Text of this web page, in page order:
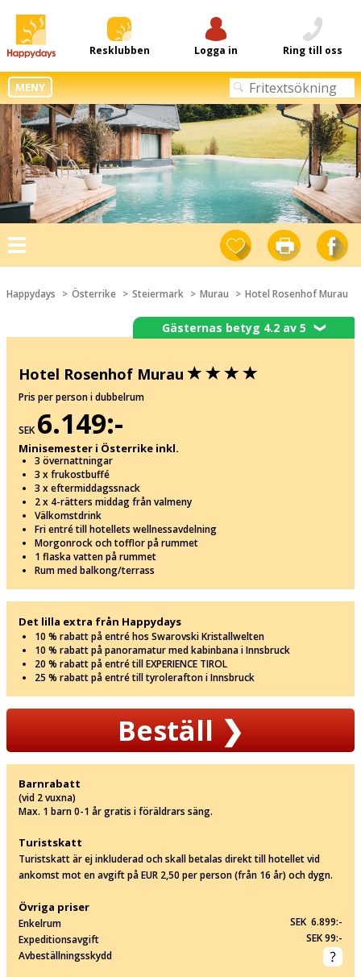
Resklubben Logga in Ring till oss
MENY
Toggle
navigation
Happydays Österrike Steiermark Murau Hotel Rosenhof Murau
Gästernas betyg 4.2 av 5❯
Hotel Rosenhof Murau
Pris per person i dubbelrum
SEK 6.149:-
Minisemester i Österrike inkl.
3 övernattningar
3 x frukostbuffé
3 x eftermiddagssnack
2 x 4-rätters middag från valmeny
Välkomstdrink
Fri entré till hotellets wellnessavdelning
Morgonrock och tofflor på rummet
1 flaska vatten på rummet
Rum med balkong/terrass
Det lilla extra från Happydays
10 % rabatt på entré hos Swarovski Kristallwelten
10 % rabatt på panoramatur med kabinbana i Innsbruck
20 % rabatt på entré till EXPERIENCE TIROL
25 % rabatt på entré till tyrolerafton i Innsbruck
Beställ❯
Barnrabatt
(vid 2 vuxna)
Max. 1 barn 0-1 år gratis i föräldrars säng.
Turistskatt
Turistskatt är ej inkluderad och skall betalas direkt till hotellet vid
ankomst mot en avgift på EUR 2,50 per person (från 16 år) och dygn.
Övriga priser
Enkelrum
SEK 6.899:-
Expeditionsavgift
SEK 99:-
Avbeställningsskydd